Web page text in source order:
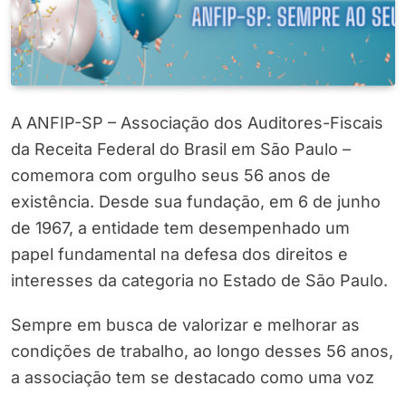
A ANFIP-SP – Associação dos Auditores-Fiscais
da Receita Federal do Brasil em São Paulo –
comemora com orgulho seus 56 anos de
existência. Desde sua fundação, em 6 de junho
de 1967, a entidade tem desempenhado um
papel fundamental na defesa dos direitos e
interesses da categoria no Estado de São Paulo.
Sempre em busca de valorizar e melhorar as
condições de trabalho, ao longo desses 56 anos,
a associação tem se destacado como uma voz